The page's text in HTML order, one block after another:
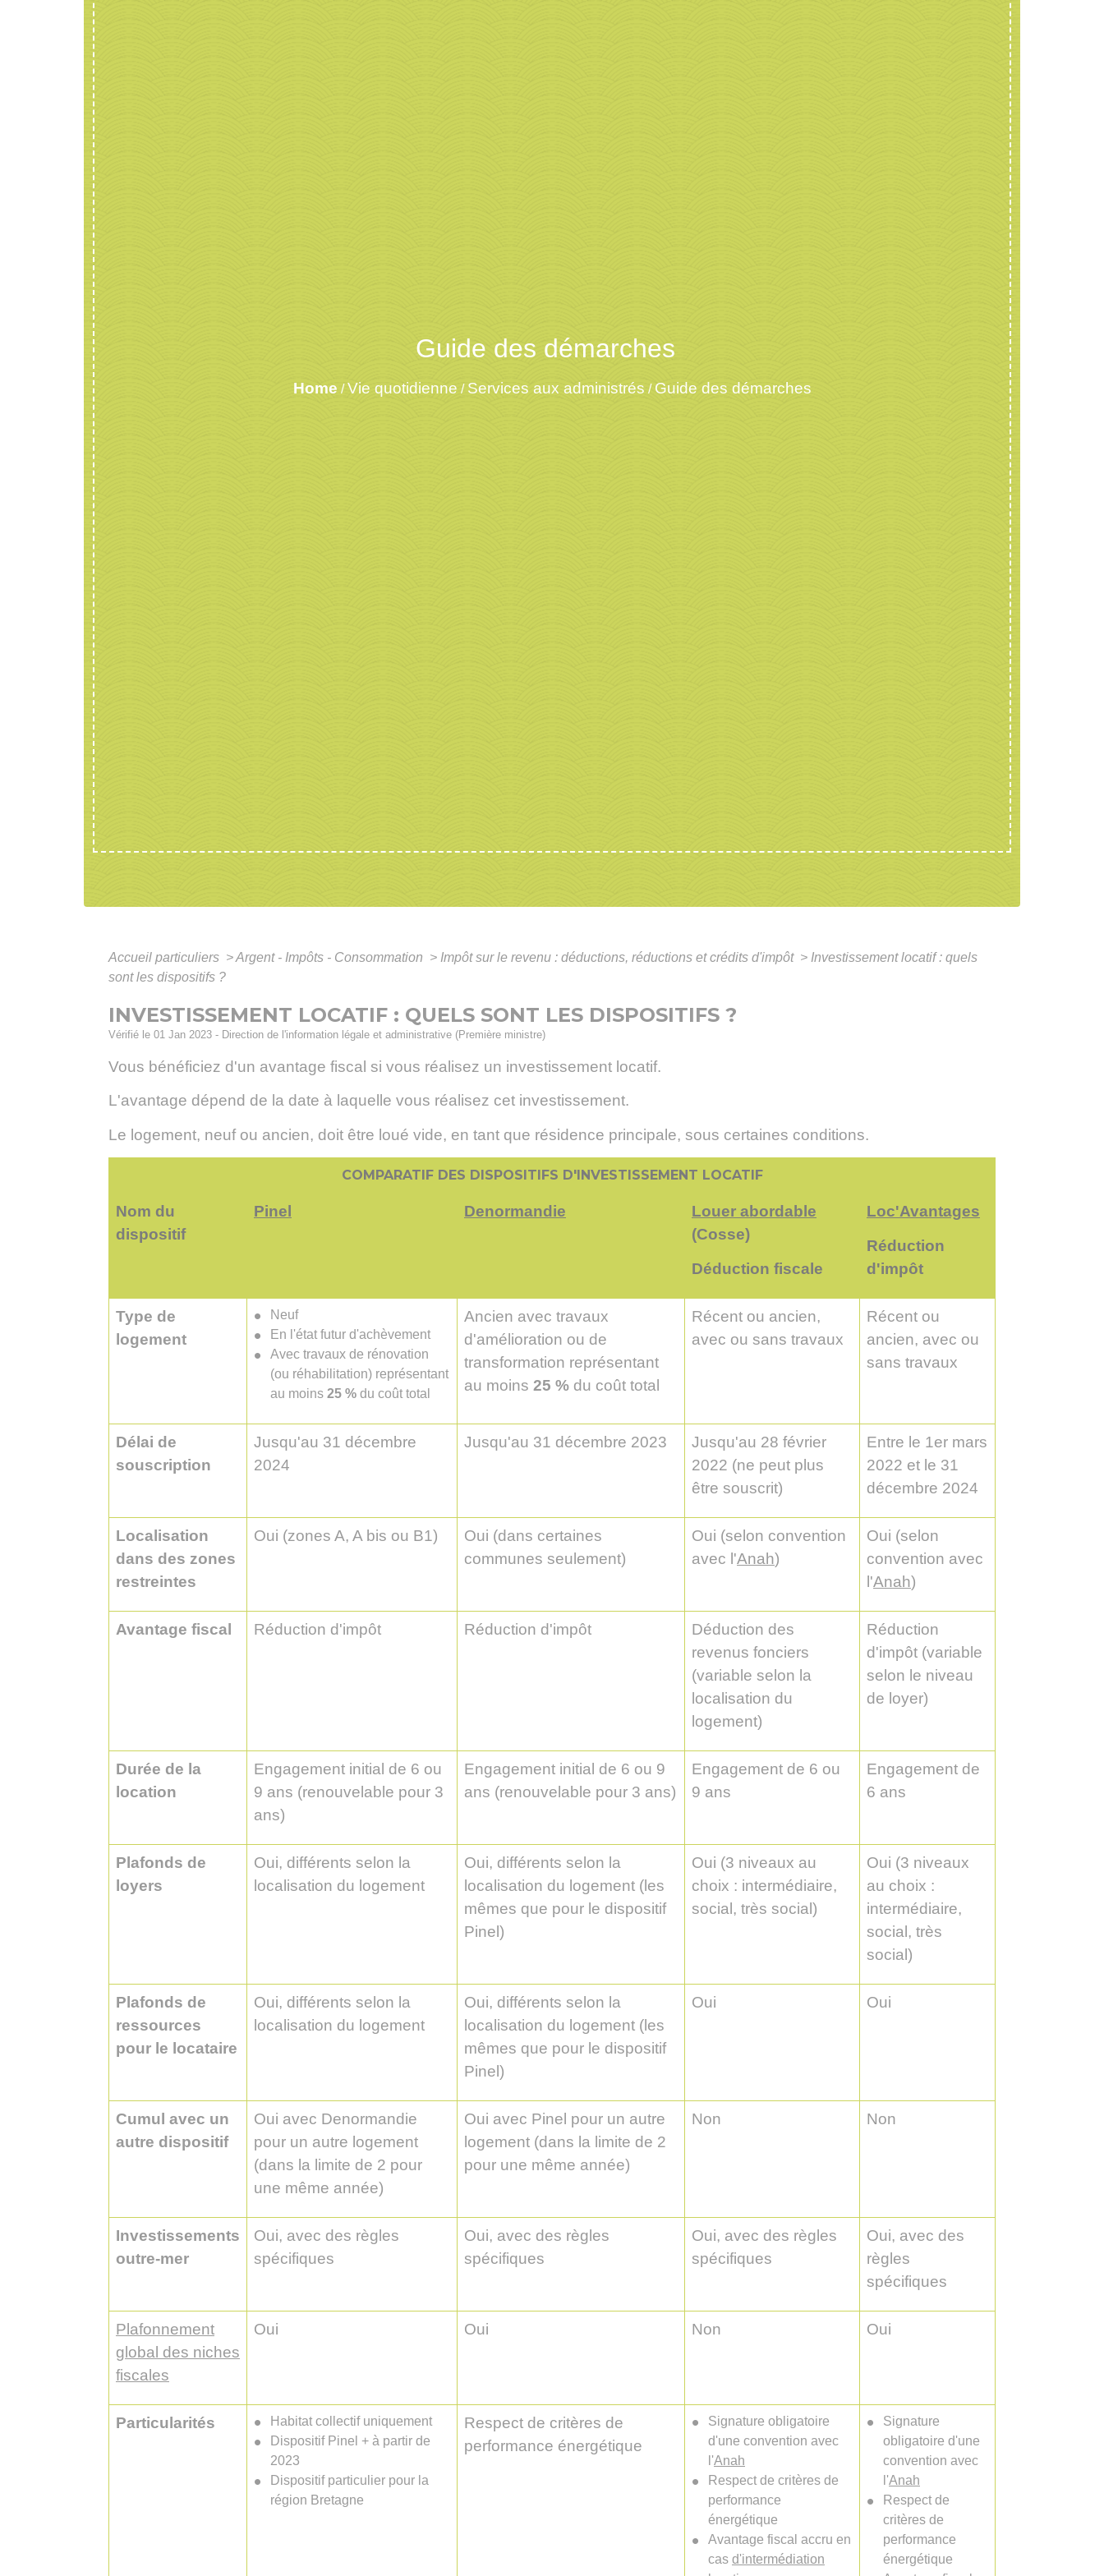
Guide des démarches
Home /Vie quotidienne / Services aux administrés / Guide des démarches
Accueil particuliers >Argent - Impôts - Consommation > Impôt sur le revenu : déductions, réductions et crédits d'impôt > Investissement locatif : quels
sont les dispositifs ?
INVESTISSEMENT LOCATIF : QUELS SONT LES DISPOSITIFS ?
Vérifié le 01 Jan 2023 - Direction de l'information légale et administrative (Première ministre)
Vous bénéficiez d'un avantage fiscal si vous réalisez un investissement locatif.
L'avantage dépend de la date à laquelle vous réalisez cet investissement.
Le logement, neuf ou ancien, doit être loué vide, en tant que résidence principale, sous certaines conditions.
COMPARATIF DES DISPOSITIFS D'INVESTISSEMENT LOCATIF
Nom du
dispositif
Pinel Denormandie
Louer abordable
(Cosse)
Déduction fiscale
Loc'Avantages
Réduction
d'impôt
Type de
logement
Neuf
En l'état futur d'achèvement
Avec travaux de rénovation
(ou réhabilitation) représentant
au moins 25 % du coût total
Ancien avec travaux
d'amélioration ou de
transformation représentant
au moins 25 % du coût total
Récent ou ancien,
avec ou sans travaux
Récent ou
ancien, avec ou
sans travaux
Délai de
souscription
Jusqu'au 31 décembre
2024
Jusqu'au 31 décembre 2023
Jusqu'au 28 février
2022 (ne peut plus
être souscrit)
Entre le 1er mars
2022 et le 31
décembre 2024
Localisation
dans des zones
restreintes
Oui (zones A, A bis ou B1)
Oui (dans certaines
communes seulement)
Oui (selon convention
avec l'Anah)
Oui (selon
convention avec
l'Anah)
Avantage fiscal Réduction d'impôt Réduction d'impôt
Déduction des
revenus fonciers
(variable selon la
localisation du
logement)
Réduction
d'impôt (variable
selon le niveau
de loyer)
Durée de la
location
Engagement initial de 6 ou
9 ans (renouvelable pour 3
ans)
Engagement initial de 6 ou 9
ans (renouvelable pour 3 ans)
Engagement de 6 ou
9 ans
Engagement de
6 ans
Plafonds de
loyers
Oui, différents selon la
localisation du logement
Oui, différents selon la
localisation du logement (les
mêmes que pour le dispositif
Pinel)
Oui (3 niveaux au
choix : intermédiaire,
social, très social)
Oui (3 niveaux
au choix :
intermédiaire,
social, très
social)
Plafonds de
ressources
pour le locataire
Oui, différents selon la
localisation du logement
Oui, différents selon la
localisation du logement (les
mêmes que pour le dispositif
Pinel)
Oui Oui
Cumul avec un
autre dispositif
Oui avec Denormandie
pour un autre logement
(dans la limite de 2 pour
une même année)
Oui avec Pinel pour un autre
logement (dans la limite de 2
pour une même année)
Non Non
Investissements
outre-mer
Oui, avec des règles
spécifiques
Oui, avec des règles
spécifiques
Oui, avec des règles
spécifiques
Oui, avec des
règles
spécifiques
Plafonnement
global des niches
fiscales
Oui Oui Non Oui
Particularités
Habitat collectif uniquement
Dispositif Pinel + à partir de
2023
Dispositif particulier pour la
région Bretagne
Respect de critères de
performance énergétique
Signature obligatoire
d'une convention avec
l'Anah
Respect de critères de
performance
énergétique
Avantage fiscal accru en
cas d'intermédiation
Signature
obligatoire d'une
convention avec
l'Anah
Respect de
critères de
performance
énergétique